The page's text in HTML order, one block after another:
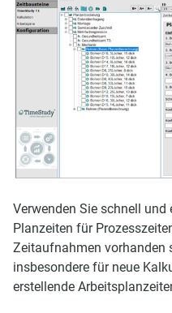
Verwenden Sie schnell
Planzeiten für
Zeitaufnahmen vorhanden
insbesondere für neue
erstellende